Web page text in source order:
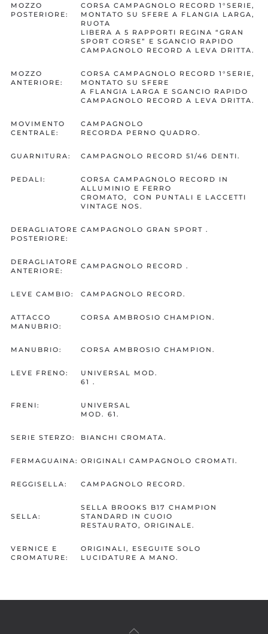
MOZZO
POSTERIORE:
CORSA CAMPAGNOLO RECORD 1°SERIE,
MONTATO SU SFERE A FLANGIA LARGA,
RUOTA
LIBERA A 5 RAPPORTI REGINA “GRAN
SPORT CORSE” E SGANCIO RAPIDO
CAMPAGNOLO RECORD A LEVA DRITTA.
MOZZO
ANTERIORE:
CORSA CAMPAGNOLO RECORD 1°SERIE,
MONTATO SU SFERE
A FLANGIA LARGA E SGANCIO RAPIDO
CAMPAGNOLO RECORD A LEVA DRITTA.
MOVIMENTO
CENTRALE:
CAMPAGNOLO
RECORDA PERNO QUADRO.
GUARNITURA: CAMPAGNOLO RECORD 51/46 DENTI.
PEDALI:
CORSA CAMPAGNOLO RECORD IN
ALLUMINIO E FERRO
CROMATO, CON PUNTALI E LACCETTI
VINTAGE NOS.
DERAGLIATORE
POSTERIORE:
CAMPAGNOLO GRAN SPORT .
DERAGLIATORE
ANTERIORE:
CAMPAGNOLO RECORD .
LEVE CAMBIO: CAMPAGNOLO RECORD.
ATTACCO
MANUBRIO:
CORSA AMBROSIO CHAMPION.
MANUBRIO: CORSA AMBROSIO CHAMPION.
LEVE FRENO:
UNIVERSAL MOD.
61 .
FRENI:
UNIVERSAL
MOD. 61.
SERIE STERZO: BIANCHI CROMATA.
FERMAGUAINA: ORIGINALI CAMPAGNOLO CROMATI.
REGGISELLA: CAMPAGNOLO RECORD.
SELLA:
SELLA BROOKS B17 CHAMPION
STANDARD IN CUOIO
RESTAURATO, ORIGINALE.
VERNICE E
CROMATURE:
ORIGINALI, ESEGUITE SOLO
LUCIDATURE A MANO.